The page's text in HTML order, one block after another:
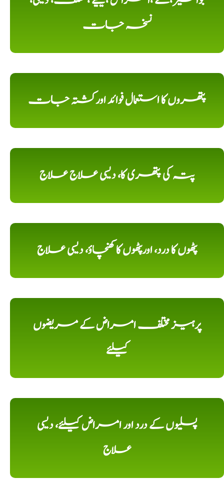
نسخہ جات
پتھروں کا استعمال فوائد اورکشتہ جات
پتہ کی پتھری کا، دیسی علاج علاج
پٹھوں کا درد، اورپٹھوں کا کھنچاؤ، دیسی علاج
پرہیز مختلف امراض کے مریضوں
کیلئے
پسلیوں کے درد اور امراض کیلئے، دیسی
علاج